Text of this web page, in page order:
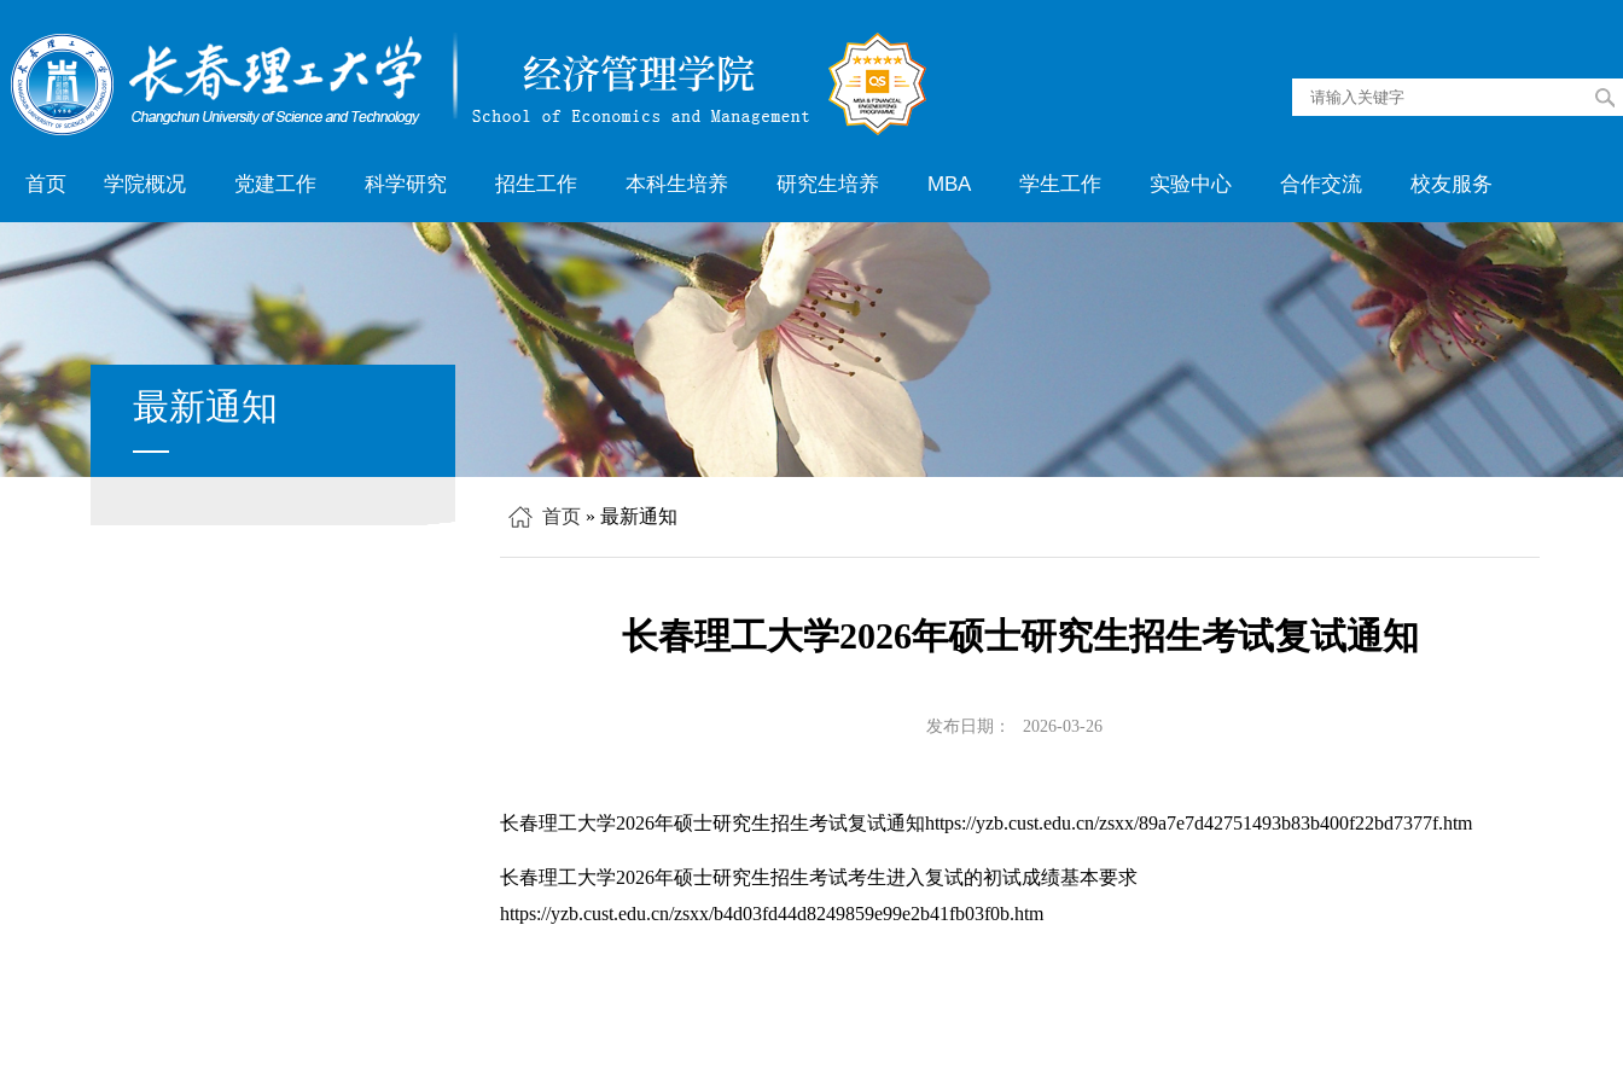
首页 学院概况
学院简介
历史沿革
学院领导
专业设置
师资队伍
党建工作
学习园地
主题教育
科学研究
学术活动
招生工作
本科生招生
研究生招生
本科生培养
教学通知
教学动态
培养方案
教学大纲
实践教学
教学成果
研究生培养
专业介绍
研究生办公室通知
研究生管理文件
MBA 学生工作 实验中心
管理制度
合作交流 校友服务
最新通知
首页 » 最新通知
长春理工大学2026年硕士研究生招生考试复试通知
发布日期： 2026-03-26
长春理工大学2026年硕士研究生招生考试复试通知https://yzb.cust.edu.cn/zsxx/89a7e7d42751493b83b400f22bd7377f.htm
长春理工大学2026年硕士研究生招生考试考生进入复试的初试成绩基本要求
https://yzb.cust.edu.cn/zsxx/b4d03fd44d8249859e99e2b41fb03f0b.htm